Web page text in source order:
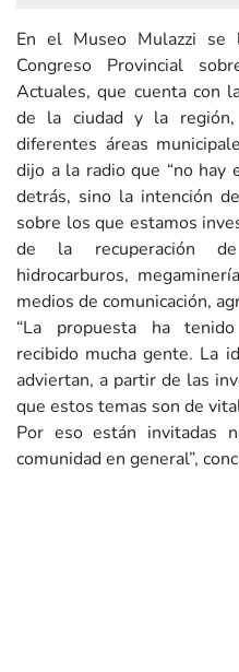
En el Museo Mulazzi
Congreso Provincial
Actuales, que cuenta con
de la ciudad y la región,
diferentes áreas
dijo a la radio que “no hay
detrás, sino la intención
sobre los que estamos
de la recuperación
hidrocarburos,
medios de comunicación,
“La propuesta ha
recibido mucha gente. La
adviertan, a partir de las
que estos temas son de
Por eso están invitadas
comunidad en general”,